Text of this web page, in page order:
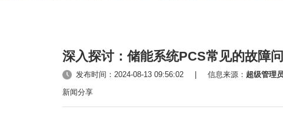
深入探讨：储能系统PCS常见的故障
发布时间：2024-08-13 09:56:02 信息来源： 超级管理员
新闻分享